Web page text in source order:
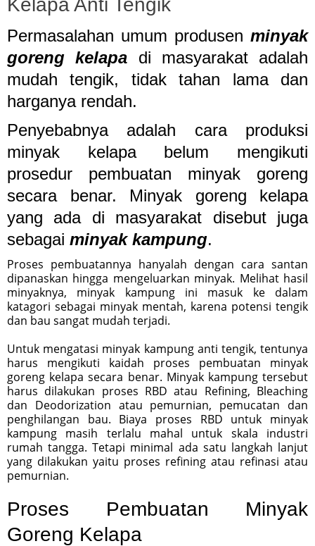
Kelapa Anti Tengik
Permasalahan umum produsen minyak
goreng kelapa di masyarakat adalah
mudah tengik, tidak tahan lama dan
harganya rendah.
Penyebabnya adalah cara produksi
minyak kelapa belum mengikuti
prosedur pembuatan minyak goreng
secara benar. Minyak goreng kelapa
yang ada di masyarakat disebut juga
sebagai minyak kampung.
Proses pembuatannya hanyalah dengan cara santan
dipanaskan hingga mengeluarkan minyak. Melihat hasil
minyaknya, minyak kampung ini masuk ke dalam
katagori sebagai minyak mentah, karena potensi tengik
dan bau sangat mudah terjadi.
Untuk mengatasi minyak kampung anti tengik, tentunya
harus mengikuti kaidah proses pembuatan minyak
goreng kelapa secara benar. Minyak kampung tersebut
harus dilakukan proses RBD atau Refining, Bleaching
dan Deodorization atau pemurnian, pemucatan dan
penghilangan bau. Biaya proses RBD untuk minyak
kampung masih terlalu mahal untuk skala industri
rumah tangga. Tetapi minimal ada satu langkah lanjut
yang dilakukan yaitu proses refining atau refinasi atau
pemurnian.
Proses Pembuatan Minyak
Goreng Kelapa